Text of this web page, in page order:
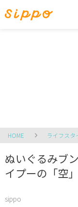
HOME ライフスタ
ぬいぐるみブ
イプーの「空」
sippo